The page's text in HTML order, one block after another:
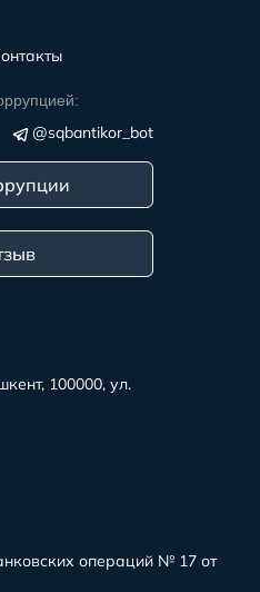
100000, ул.
операций № 17 от
@sqbantikor_bot